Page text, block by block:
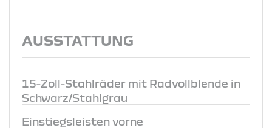
AUSSTATTUNG
15-Zoll-Stahlräder mit Radvollblende in
Schwarz/Stahlgrau
Einstiegsleisten vorne